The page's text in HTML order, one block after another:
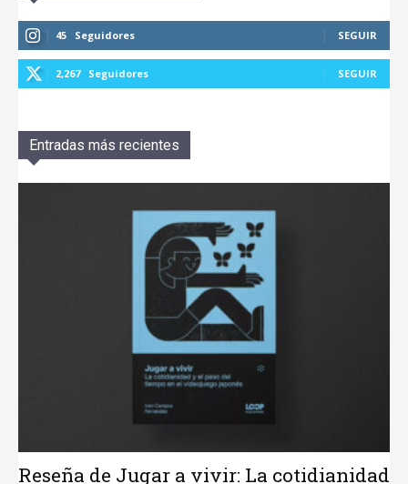
45 Seguidores SEGUIR
2,267 Seguidores SEGUIR
Entradas más recientes
Reseña de Jugar a vivir: La cotidianidad